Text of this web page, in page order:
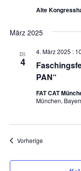
Alte
März 2025
DI.
4
PAN“
4. März 2025 :
FAT CAT
München,
VorherigeVeranstaltungen